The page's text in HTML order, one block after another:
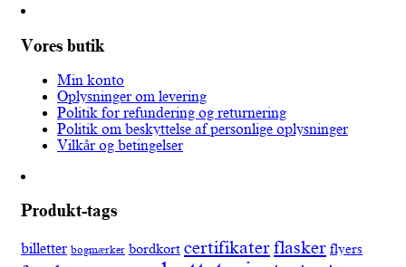
Vores butik
Min konto
Oplysninger om levering
Politik for refundering og returnering
Politik om beskyttelse af personlige oplysninger
Vilkår og betingelser
Produkt-tags
billetter bogmærker bordkort certifikaterflasker flyers